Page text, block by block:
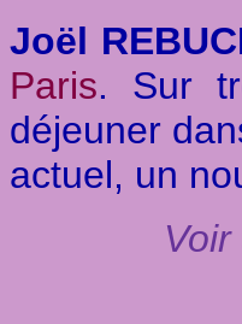
Joël
Paris. Sur
déjeuner
actuel, un